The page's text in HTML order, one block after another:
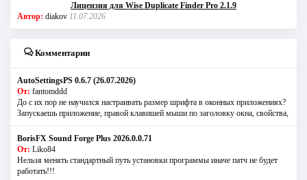
Лицензия для Wise Duplicate Finder Pro 2.1.9
Автор: diakov 11.07.2026
Комментарии
AutoSettingsPS 0.6.7 (26.07.2026)
От: fantomddd
До с их пор не научился настраивать размер шрифта в оконных приложениях?
Запускаешь приложение, правой клавишей мыши по заголовку окна, свойства,
BorisFX Sound Forge Plus 2026.0.0.71
От: Liko84
Нельзя менять стандартный путь установки программы иначе патч не будет
работать!!!